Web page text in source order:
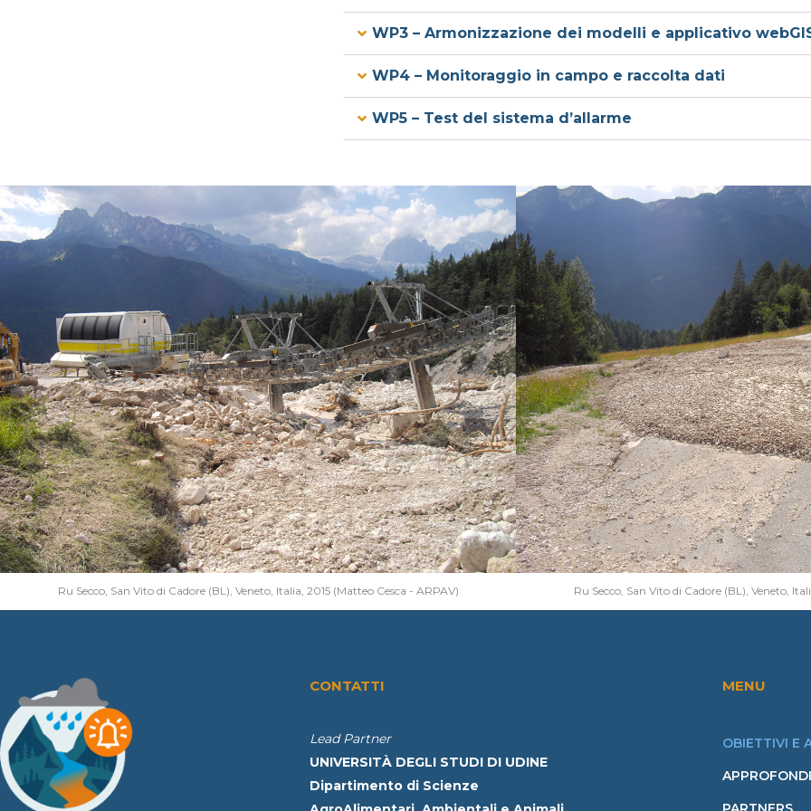
WP3 – Armonizzazione dei modelli e applicativo
WP4 – Monitoraggio in campo e raccolta dati
WP5 – Test del sistema d’allarme
Ru Secco, San Vito di Cadore (BL), Veneto, Italia, 2015 (Matteo Cesca - ARPAV) Ru Secco, San Vito di Cadore (BL), Veneto,
CONTATTI
Lead Partner
UNIVERSITÀ DEGLI STUDI DI UDINE
Dipartimento di Scienze
MENU
OBIETTIVI E